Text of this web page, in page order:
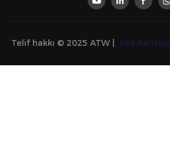
Telif hakkı © 2025 ATW | site haritası